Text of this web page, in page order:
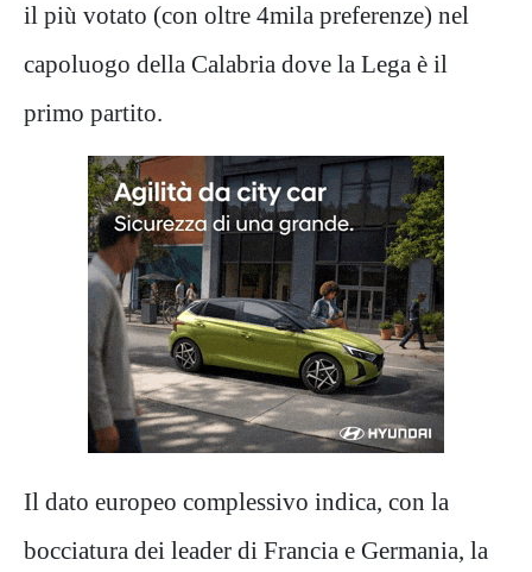
il più votato (con oltre 4mila preferenze) nel
capoluogo della Calabria dove la Lega è il
primo partito.
Il dato europeo complessivo indica, con la
bocciatura dei leader di Francia e Germania, la